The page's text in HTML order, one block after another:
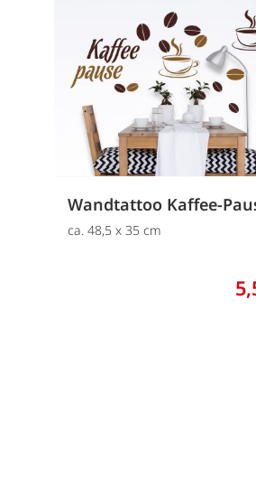
Wandtattoo Kaffee-
ca. 48,5 x 35 cm